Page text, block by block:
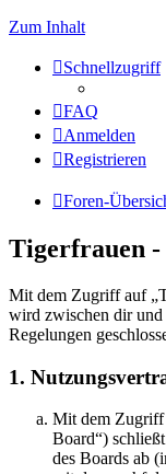
Zum Inhalt
Schnellzugriff
FAQ
Anmelden
Registrieren
Foren-
Tigerfrauen -
Mit dem Zugriff auf
wird zwischen dir und
Regelungen
1.
Mit dem Zugriff
Board“)
des Boards ab